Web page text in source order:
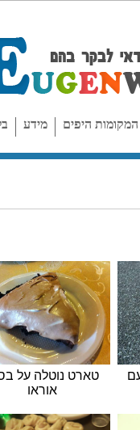
מידע בלוג אוכל
נוטלה על בסיס